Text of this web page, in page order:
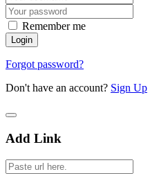
Remember me
Forgot password?
Don't have an account? Sign Up
Add Link